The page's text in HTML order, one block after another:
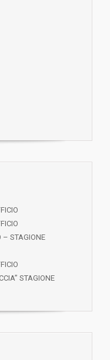
– STAGIONE
STAGIONE